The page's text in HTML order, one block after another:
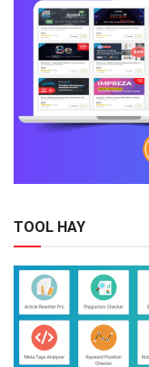
TOOL HAY